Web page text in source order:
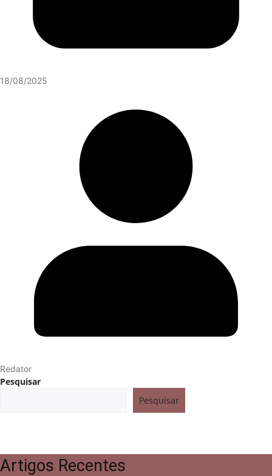
18/08/2025
Redator
Pesquisar
Pesquisar
Artigos Recentes